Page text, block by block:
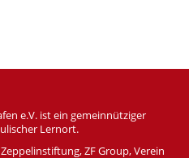
e.V. ist ein gemeinnütziger
Lernort.
ZF Group, Verein